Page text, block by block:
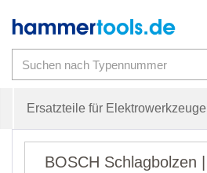
Ersatzteile für
BOSCH Schlagbolzen